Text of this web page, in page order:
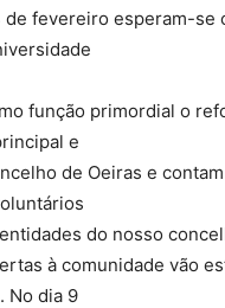
de fevereiro esperam-se
função primordial o
e
de Oeiras e
do nosso
à comunidade vão
No dia 9